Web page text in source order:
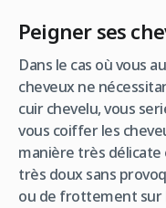
Peigner ses
Dans le cas où vous
cheveux ne
cuir chevelu, vous
vous coiffer les
manière très
très doux sans
ou de frottement sur